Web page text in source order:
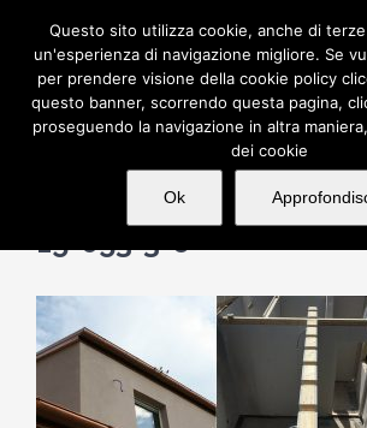
contenuto
15-053-3-6
Questo sito utilizza cookie, anche di
un'esperienza di navigazione migliore. Se
per prendere visione della cookie policy
questo banner, scorrendo questa pagina,
proseguendo la navigazione in altra
dei cookie
Ok